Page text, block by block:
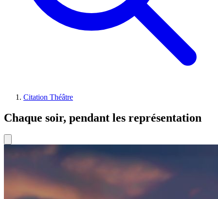
Citation Théâtre
Chaque soir, pendant les représentation